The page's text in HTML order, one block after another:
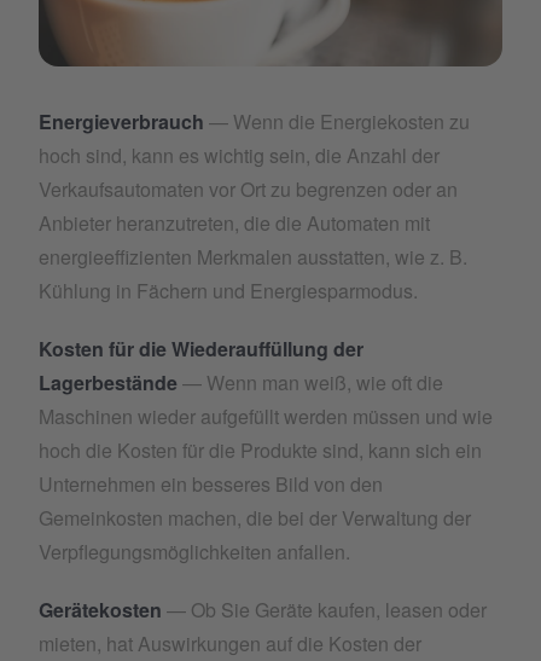
Energieverbrauch — Wenn die Energiekosten zu
hoch sind, kann es wichtig sein, die Anzahl der
Verkaufsautomaten vor Ort zu begrenzen oder an
Anbieter heranzutreten, die die Automaten mit
energieeffizienten Merkmalen ausstatten, wie z. B.
Kühlung in Fächern und Energiesparmodus.
Kosten für die Wiederauffüllung der
Lagerbestände— Wenn man weiß, wie oft die
Maschinen wieder aufgefüllt werden müssen und wie
hoch die Kosten für die Produkte sind, kann sich ein
Unternehmen ein besseres Bild von den
Gemeinkosten machen, die bei der Verwaltung der
Verpflegungsmöglichkeiten anfallen.
Gerätekosten — Ob Sie Geräte kaufen, leasen oder
mieten, hat Auswirkungen auf die Kosten der